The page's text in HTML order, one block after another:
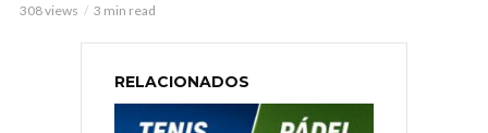
308 views 3 min read
RELACIONADOS